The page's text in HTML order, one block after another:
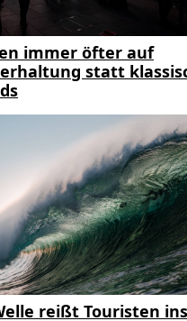
immer öfter auf
statt
reißt Touristen ins